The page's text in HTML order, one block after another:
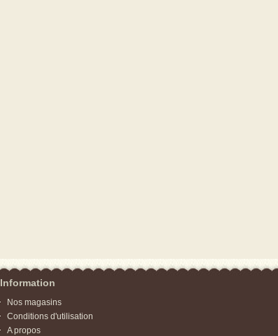
Information
Nos magasins
Conditions d'utilisation
A propos